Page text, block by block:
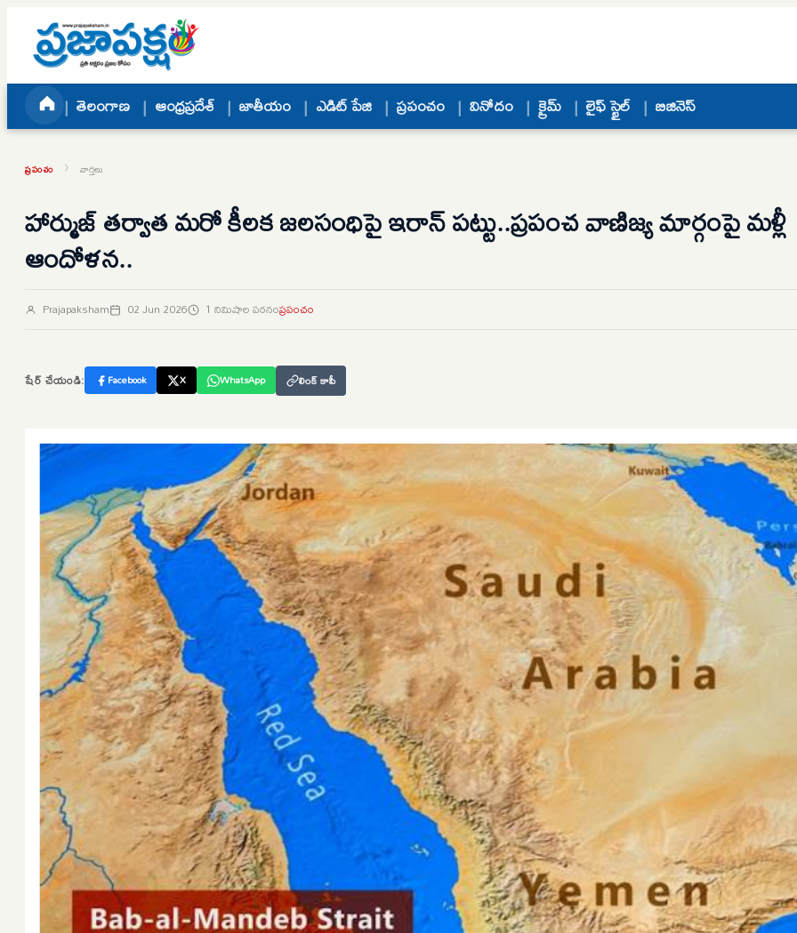
Skip to content
తెలంగాణ ఆంధ్రప్రదేశ్ జాతీయం ఎడిట్ పేజి ప్రపంచం వినోదం క్రైమ్ లైఫ్ స్టైల్ బిజినెస్
ప్రపంచం › వార్తలు
హార్ముజ్ తర్వాత మరో కీలక జలసంధిపై ఇరాన్ పట్టు..ప్రపంచ వాణిజ్య మార్గంపై మళ్లీ
ఆందోళన..
Prajapaksham 02 Jun 2026 1 నిమిషాల పఠనంప్రపంచం
షేర్ చేయండి: Facebook X WhatsApp లింక్ కాపీ